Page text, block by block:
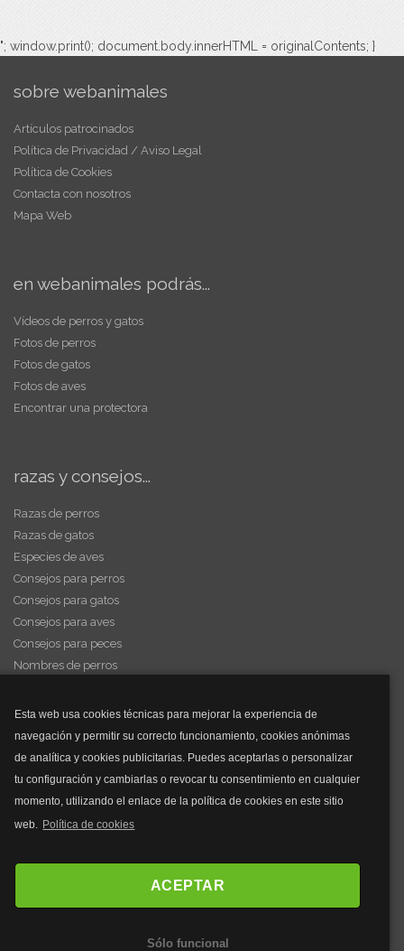
Esta web usa cookies técnicas para mejorar la experiencia de
navegación y permitir su correcto funcionamiento, cookies anónimas
de analítica y cookies publicitarias. Puedes aceptarlas o personalizar
tu configuración y cambiarlas o revocar tu consentimiento en cualquier
momento, utilizando el enlace de la política de cookies en este sitio
web. Política de cookies
ACEPTAR
Sólo funcional
"; window.print(); document.body.innerHTML = originalContents; }
sobre webanimales
Artículos patrocinados
Política de Privacidad / Aviso Legal
Política de Cookies
Contacta con nosotros
Mapa Web
en webanimales podrás...
Vídeos de perros y gatos
Fotos de perros
Fotos de gatos
Fotos de aves
Encontrar una protectora
razas y consejos...
Razas de perros
Razas de gatos
Especies de aves
Consejos para perros
Consejos para gatos
Consejos para aves
Consejos para peces
Nombres de perros
y mucho más...